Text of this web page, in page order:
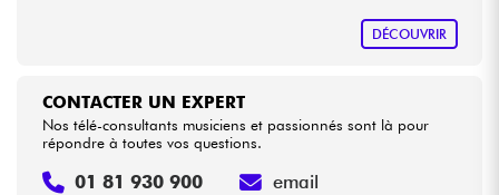
DÉCOUVRIR
CONTACTER UN EXPERT
Nos télé-consultants musiciens et passionnés sont là pour
répondre à toutes vos questions.
01 81 930 900 email